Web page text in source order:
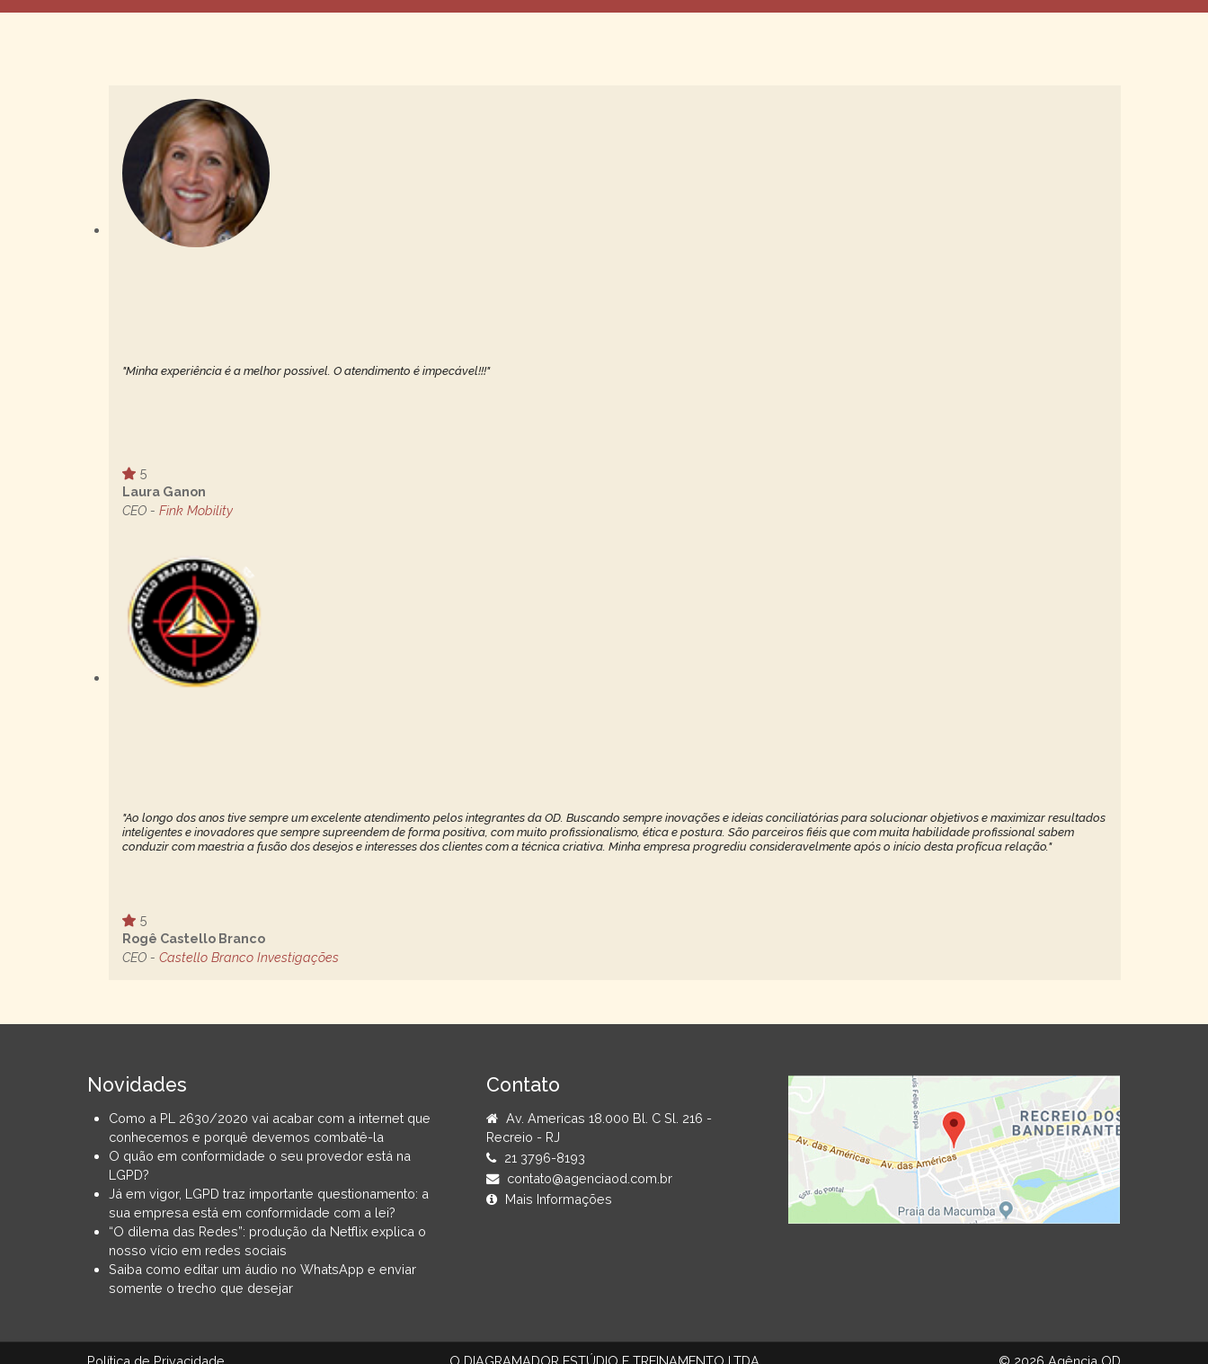
"Minha experiência é a melhor possivel. O atendimento é impecável!!!"
5
Laura Ganon
CEO - Fink Mobility
"Ao longo dos anos tive sempre um excelente atendimento pelos integrantes da OD. Buscando sempre inovações e ideias conciliatórias para solucionar objetivos e maximizar resultados
inteligentes e inovadores que sempre supreendem de forma positiva, com muito profissionalismo, ética e postura. São parceiros fiéis que com muita habilidade profissional sabem
conduzir com maestria a fusão dos desejos e interesses dos clientes com a técnica criativa. Minha empresa progrediu consideravelmente após o início desta profícua relação."
5
Rogê Castello Branco
CEO - Castello Branco Investigações
Novidades
Como a PL 2630/2020 vai acabar com a internet que
conhecemos e porquê devemos combatê-la
O quão em conformidade o seu provedor está na
LGPD?
Já em vigor, LGPD traz importante questionamento: a
sua empresa está em conformidade com a lei?
“O dilema das Redes”: produção da Netflix explica o
nosso vício em redes sociais
Saiba como editar um áudio no WhatsApp e enviar
somente o trecho que desejar
Contato
Av. Americas 18.000 Bl. C Sl. 216 -
Recreio - RJ
21 3796-8193
contato@agenciaod.com.br
Mais Informações